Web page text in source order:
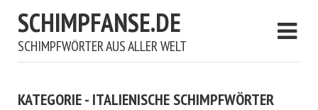
SCHIMPFANSE.DE
SCHIMPFWÖRTER AUS ALLER WELT
KATEGORIE - ITALIENISCHE SCHIMPFWÖRTER